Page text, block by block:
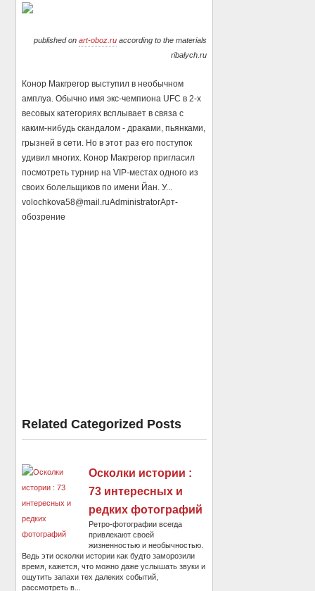
published on art-oboz.ruaccording to the materials
ribalych.ru
Конор Макгрегор выступил в необычном
амплуа. Обычно имя экс-чемпиона UFC в 2-х
весовых категориях всплывает в связа с
каким-нибудь скандалом - драками, пьянками,
грызней в сети. Но в этот раз его поступок
удивил многих. Конор Макгрегор пригласил
посмотреть турнир на VIP-местах одного из
своих болельщиков по имени Йан. У...
volochkova58@mail.ruAdministratorАрт-
обозрение
Related Categorized Posts
Осколки истории :
73 интересных и
редких фотографий
Ретро-фотографии всегда
привлекают своей
жизненностью и необычностью.
Ведь эти осколки истории как будто заморозили
время, кажется, что можно даже услышать звуки и
ощутить запахи тех далеких событий,
рассмотреть в...